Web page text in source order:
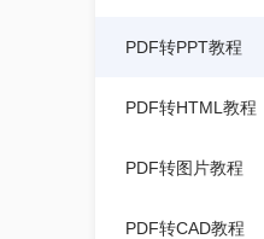
PDF转PPT教程
PDF转HTML教程
PDF转图片教程
PDF转CAD教程